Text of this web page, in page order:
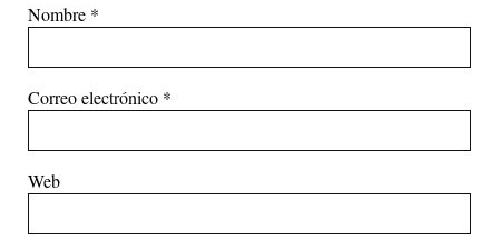
Nombre *
Correo electrónico *
Web